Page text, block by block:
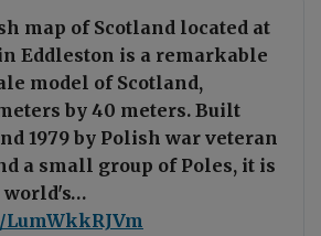
map of Scotland located at
Eddleston is a remarkable
model of Scotland,
by 40 meters. Built
1979 by Polish war veteran
a small group of Poles, it is
world's…